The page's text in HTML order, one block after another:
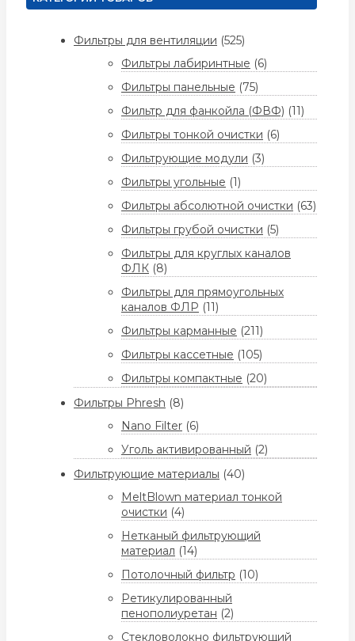
Фильтры для вентиляции (525)
Фильтры лабиринтные (6)
Фильтры панельные (75)
Фильтр для фанкойла (ФВФ) (11)
Фильтры тонкой очистки (6)
Фильтрующие модули (3)
Фильтры угольные (1)
Фильтры абсолютной очистки (63)
Фильтры грубой очистки (5)
Фильтры для круглых каналов
ФЛК (8)
Фильтры для прямоугольных
каналов ФЛР (11)
Фильтры карманные (211)
Фильтры кассетные (105)
Фильтры компактные (20)
Фильтры Phresh (8)
Nano Filter (6)
Уголь активированный (2)
Фильтрующие материалы (40)
MeltBlown материал тонкой
очистки (4)
Нетканый фильтрующий
материал (14)
Потолочный фильтр (10)
Ретикулированный
пенополиуретан (2)
Стекловолокно фильтрующий